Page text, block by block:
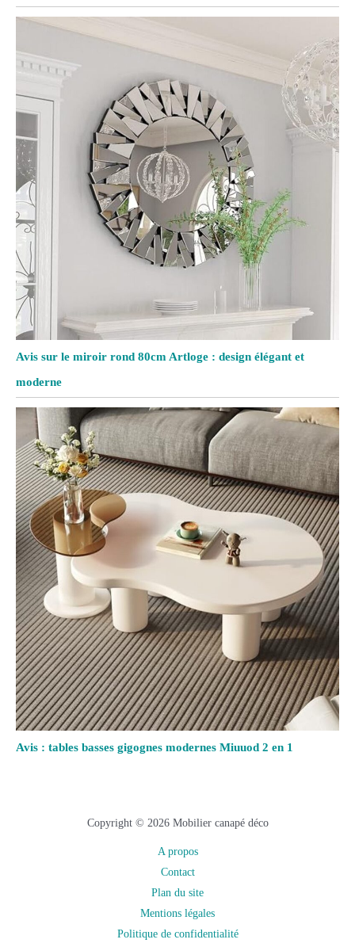
Avis sur le miroir rond 80cm Artloge : design élégant et
moderne
Avis : tables basses gigognes modernes Miuuod 2 en 1
Copyright © 2026 Mobilier canapé déco
A propos
Contact
Plan du site
Mentions légales
Politique de confidentialité